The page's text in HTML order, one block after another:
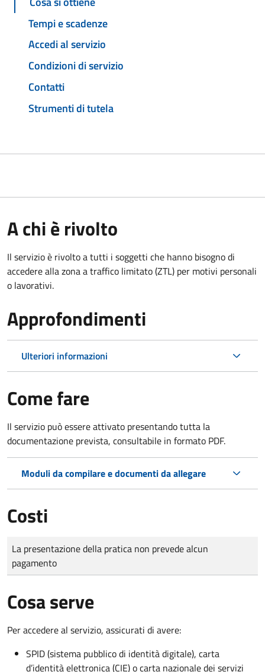
Tempi e scadenze
Accedi al servizio
Condizioni di servizio
Contatti
Strumenti di tutela
A chi è rivolto
Il servizio è rivolto a tutti i soggetti che hanno bisogno di
accedere alla zona a traffico limitato (ZTL) per motivi personali
o lavorativi.
Approfondimenti
Ulteriori informazioni
Come fare
Il servizio può essere attivato presentando tutta la
documentazione prevista, consultabile in formato PDF.
Moduli da compilare e documenti da allegare
Costi
Tipo di pagamento
Importo
La presentazione della pratica non prevede alcun
pagamento
Cosa serve
Per accedere al servizio, assicurati di avere:
SPID (sistema pubblico di identità digitale), carta
d’identità elettronica (CIE) o carta nazionale dei servizi